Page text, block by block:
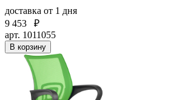
доставка от 1 дня
9 453
₽
арт. 1011055
В корзину